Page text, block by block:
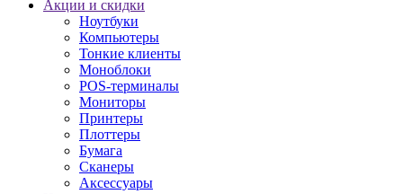
Акции и скидки
Ноутбуки
Компьютеры
Тонкие клиенты
Моноблоки
POS-терминалы
Мониторы
Принтеры
Плоттеры
Бумага
Сканеры
Аксессуары